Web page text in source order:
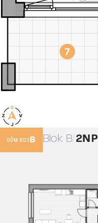
DŮM BD3 B Blok B 2NP